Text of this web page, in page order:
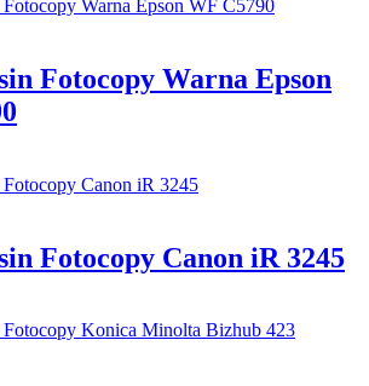
Fotocopy Warna Epson
Fotocopy Canon iR 3245